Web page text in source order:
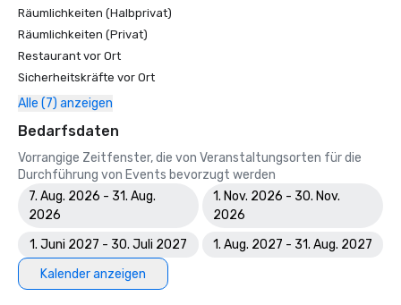
Räumlichkeiten (Halbprivat)
Räumlichkeiten (Privat)
Restaurant vor Ort
Sicherheitskräfte vor Ort
Alle (7) anzeigen
Bedarfsdaten
Vorrangige Zeitfenster, die von Veranstaltungsorten für die
Durchführung von Events bevorzugt werden
7. Aug. 2026 - 31. Aug.
2026
1. Nov. 2026 - 30. Nov.
2026
1. Juni 2027 - 30. Juli 2027
1. Aug. 2027 - 31. Aug. 2027
Kalender anzeigen